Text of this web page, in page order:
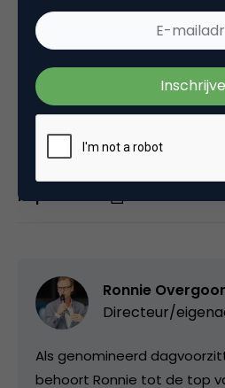
Deel dit artikel
Kopieer link
Ronnie Overgoor
Directeur/
Als genomineerd
behoort Ronnie tot de top